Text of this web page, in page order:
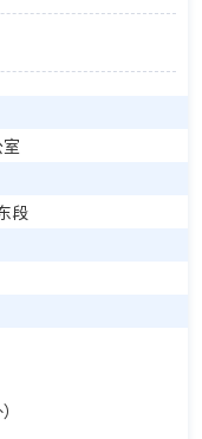
段